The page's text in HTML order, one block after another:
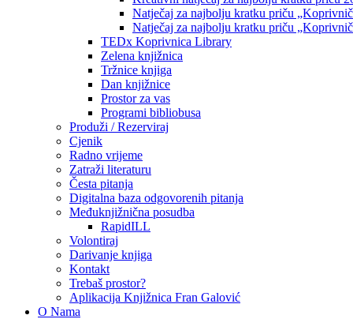
Natječaj za najbolju kratku priču
Natječaj za najbolju kratku priču
TEDx Koprivnica Library
Zelena knjižnica
Tržnice knjiga
Dan knjižnice
Prostor za vas
Programi bibliobusa
Produži / Rezerviraj
Cjenik
Radno vrijeme
Zatraži literaturu
Česta pitanja
Digitalna baza odgovorenih pitanja
Međuknjižnična posudba
RapidILL
Volontiraj
Darivanje knjiga
Kontakt
Trebaš prostor?
Aplikacija Knjižnica Fran Galović
O Nama